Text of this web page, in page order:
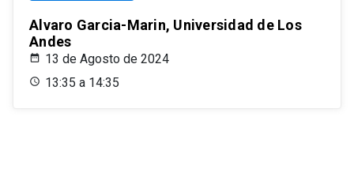
Alvaro Garcia-Marin, Universidad de Los
Andes
13 de Agosto de 2024
13:35 a 14:35